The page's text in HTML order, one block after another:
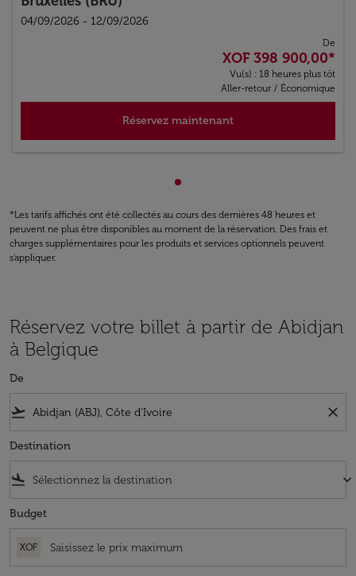
04/09/2026 - 12/09/2026
De
XOF 398 900,00*
Vu(s) : 18 heures plus tôt
Aller-retour / Économique
Réservez maintenant
Affichage de cmp-
*Les tarifs affichés ont été collectés au cours des dernières 48 heures et
peuvent ne plus être disponibles au moment de la réservation. Des frais et
charges supplémentaires pour les produits et services optionnels peuvent
s'appliquer.
Réservez votre billet à partir de Abidjan
à Belgique
De
flight_takeoff close
Destination
flight_land keyboard_arrow_down
Budget
XOF